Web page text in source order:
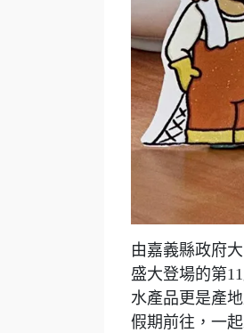
由嘉義縣政府
盛大登場的第
水產品更是產
假期前往，一